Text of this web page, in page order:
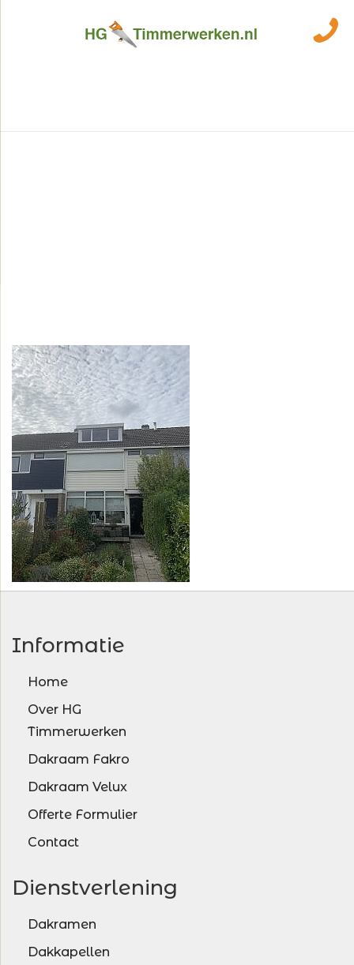
Informatie
Home
Over HG
Timmerwerken
Dakraam Fakro
Dakraam Velux
Offerte Formulier
Contact
Dienstverlening
Dakramen
Dakkapellen